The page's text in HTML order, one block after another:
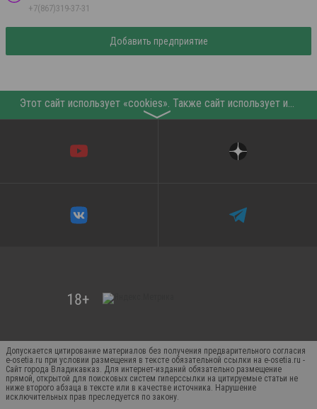
+7(867)319-37-31
Добавить предприятие
Этот сайт использует «cookies». Также сайт использует интернет-сервис для сбора технических данных касательно посетителей с целью получения маркетинговой и статистической информации. Условия обработки данных посетителей сайта см.
〉
Допускается цитирование материалов без получения предварительного согласия
e-osetia.ru при условии размещения в тексте обязательной ссылки на e-osetia.ru -
Сайт города Владикавказ. Для интернет-изданий обязательно размещение
прямой, открытой для поисковых систем гиперссылки на цитируемые статьи не
ниже второго абзаца в тексте или в качестве источника. Нарушение
исключительных прав преследуется по закону.